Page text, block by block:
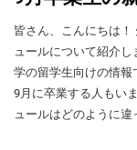
い
金 毎月
生 募
ただし、最近では、地
暮らしのメリット 生活面 物価が安い。大都市と比べて特に家賃や学
費、生鮮食料品などが安い。 人混み、騒音、通勤ラッ
レスが少ない 空気がきれいで、健康によい 自宅の敷地で野菜を栽培し
ている人も多い。ア
皆さん、こんにちは！ 先週月曜日に日本の就職活動（就活）のスケジ
ュールについて紹介
学の留学生向けの情報
9月に卒業する人もい
ュールはどのように